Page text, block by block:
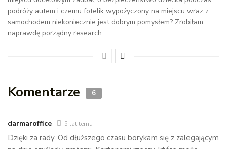
podróży autem i czemu fotelik wypożyczony na miejscu wraz z
samochodem niekoniecznie jest dobrym pomysłem? Zrobiłam
naprawdę porządny research
Komentarze 6
darmaroffice 5 lat temu
Dzięki za rady. Od dłuższego czasu borykam się z zalegającym